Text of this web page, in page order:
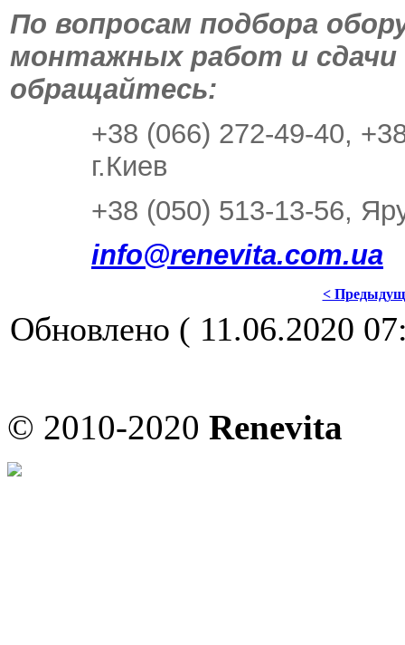
По вопросам подбора
монтажных работ и
обращайтесь:
+38 (066) 272-49-40,
г.Киев
+38 (050) 513-13-56,
info@renevita.com.ua
<
Обновлено ( 11.06.2020
© 2010-2020 Renevita